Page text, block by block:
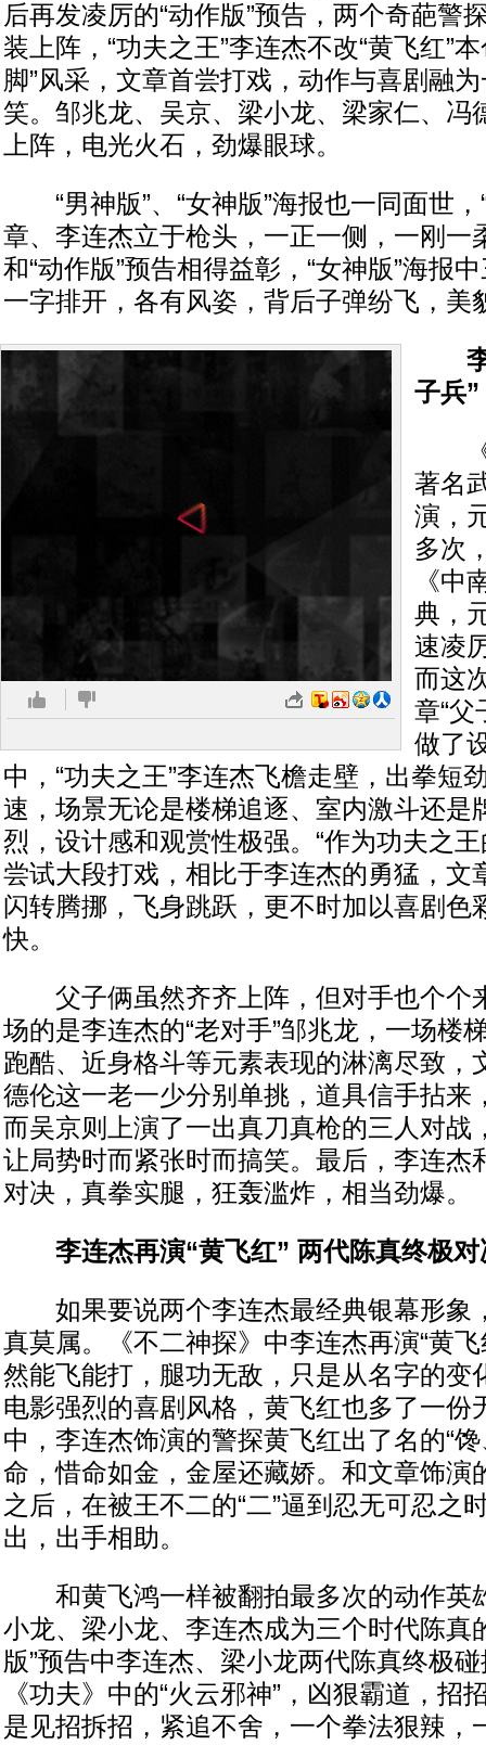
后再发凌厉的“动作版”预告，两个奇葩警
装上阵，“功夫之王”李连杰不改“黄飞红”
脚”风采，文章首尝打戏，动作与喜剧融
笑。邹兆龙、吴京、梁小龙、梁家仁、冯
上阵，电光火石，劲爆眼球。
“男神版”、“女神版”海报也一同面世，
章、李连杰立于枪头，一正一侧，一刚一
和“动作版”预告相得益彰，“女神版”海报
一字排开，各有风姿，背后子弹纷飞，美
李
子兵
《
著名
演，
多次
《中
典，
速凌
而这
章“父
做了
中，“功夫之王”李连杰飞檐走壁，出拳短
速，场景无论是楼梯追逐、室内激斗还是
烈，设计感和观赏性极强。“作为功夫之
尝试大段打戏，相比于李连杰的勇猛，文
闪转腾挪，飞身跳跃，更不时加以喜剧色
快。
父子俩虽然齐齐上阵，但对手也个个
场的是李连杰的“老对手”邹兆龙，一场楼
跑酷、近身格斗等元素表现的淋漓尽致，
德伦这一老一少分别单挑，道具信手拈来
而吴京则上演了一出真刀真枪的三人对战
让局势时而紧张时而搞笑。最后，李连杰
对决，真拳实腿，狂轰滥炸，相当劲爆。
李连杰再演“黄飞红” 两代陈真终极对
如果要说两个李连杰最经典银幕形象
真莫属。《不二神探》中李连杰再演“黄
然能飞能打，腿功无敌，只是从名字的变
电影强烈的喜剧风格，黄飞红也多了一份
中，李连杰饰演的警探黄飞红出了名的“
命，惜命如金，金屋还藏娇。和文章饰演
之后，在被王不二的“二”逼到忍无可忍之
出，出手相助。
和黄飞鸿一样被翻拍最多次的动作英
小龙、梁小龙、李连杰成为三个时代陈真
版”预告中李连杰、梁小龙两代陈真终极
《功夫》中的“火云邪神”，凶狠霸道，招
是见招拆招，紧追不舍，一个拳法狠辣，